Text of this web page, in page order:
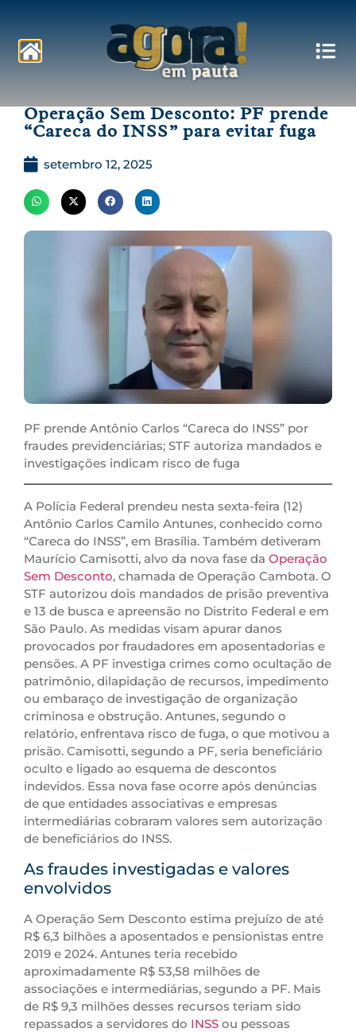
Operação Sem Desconto: PF prende
“Careca do INSS” para evitar fuga
setembro 12, 2025
PF prende Antônio Carlos “Careca do INSS” por
fraudes previdenciárias; STF autoriza mandados e
investigações indicam risco de fuga
A Polícia Federal prendeu nesta sexta-feira (12)
Antônio Carlos Camilo Antunes, conhecido como
“Careca do INSS”, em Brasília. Também detiveram
Maurício Camisotti, alvo da nova fase da Operação
Sem Desconto, chamada de Operação Cambota. O
STF autorizou dois mandados de prisão preventiva
e 13 de busca e apreensão no Distrito Federal e em
São Paulo. As medidas visam apurar danos
provocados por fraudadores em aposentadorias e
pensões. A PF investiga crimes como ocultação de
patrimônio, dilapidação de recursos, impedimento
ou embaraço de investigação de organização
criminosa e obstrução. Antunes, segundo o
relatório, enfrentava risco de fuga, o que motivou a
prisão. Camisotti, segundo a PF, seria beneficiário
oculto e ligado ao esquema de descontos
indevidos. Essa nova fase ocorre após denúncias
de que entidades associativas e empresas
intermediárias cobraram valores sem autorização
de beneficiários do INSS.
As fraudes investigadas e valores
envolvidos
A Operação Sem Desconto estima prejuízo de até
R$ 6,3 bilhões a aposentados e pensionistas entre
2019 e 2024. Antunes teria recebido
aproximadamente R$ 53,58 milhões de
associações e intermediárias, segundo a PF. Mais
de R$ 9,3 milhões desses recursos teriam sido
repassados a servidores do INSS ou pessoas